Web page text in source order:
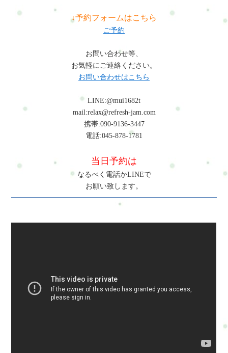
↓予約フォームはこちら
ご予約
お問い合わせ等、
お気軽にご連絡ください。
お問い合わせはこちら
LINE:@mui1682t
mail:relax@refresh-jam.com
携帯:090-9136-3447
電話:045-878-1781
当日予約は
なるべく電話かLINEで
お願い致します。